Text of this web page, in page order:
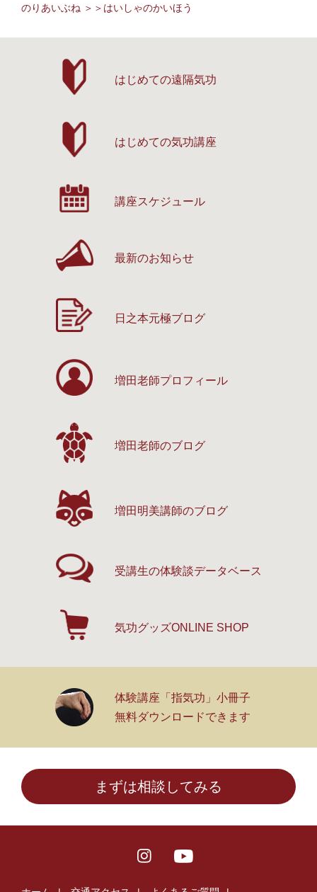
のりあいぶね ＞＞はいしゃのかいほう
はじめての遠隔気功
はじめての気功講座
講座スケジュール
最新のお知らせ
日之本元極ブログ
増田老師プロフィール
増田老師のブログ
増田明美講師のブログ
受講生の体験談データベース
気功グッズONLINE SHOP
体験講座「指気功」小冊子
無料ダウンロードできます
まずは相談してみる